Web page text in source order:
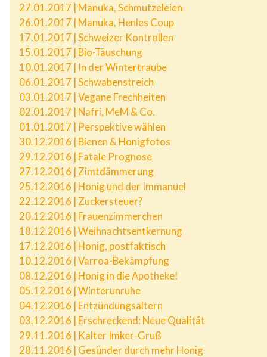
27.01.2017 | Manuka, Schmutzeleien
26.01.2017 | Manuka, Henles Coup
17.01.2017 | Schweizer Kontrollen
15.01.2017 | Bio-Täuschung
10.01.2017 | In der Wintertraube
06.01.2017 | Schwabenstreich
03.01.2017 | Vegane Frechheiten
02.01.2017 | Nafri, MeM & Co.
01.01.2017 | Perspektive wählen
30.12.2016 | Bienen & Honigfotos
29.12.2016 | Fatale Prognose
27.12.2016 | Zimtdämmerung
25.12.2016 | Honig und der Immanuel
22.12.2016 | Zuckersteuer?
20.12.2016 | Frauenzimmerchen
18.12.2016 | Weihnachtsentkernung
17.12.2016 | Honig, postfaktisch
10.12.2016 | Varroa-Bekämpfung
08.12.2016 | Honig in die Apotheke!
05.12.2016 | Winterunruhe
04.12.2016 | Entzündungsaltern
03.12.2016 | Erschreckend: Neue Qualität
29.11.2016 | Kalter Imker-Gruß
28.11.2016 | Gesünder durch mehr Honig